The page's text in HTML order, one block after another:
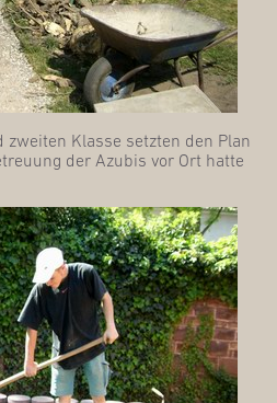
Klas­se setz­ten den Plan
der Azu­bis vor Ort hat­te